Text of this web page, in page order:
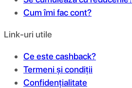
Cum îmi fac cont?
Link-uri utile
Ce este cashback?
Termeni și condiții
Confidențialitate